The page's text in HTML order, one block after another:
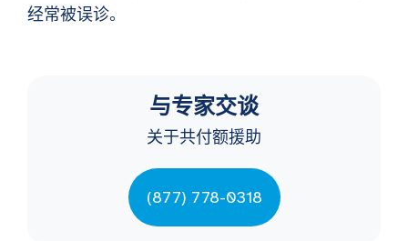
经常被误诊。
与专家交谈
关于共付额援助
(877) 778-0318